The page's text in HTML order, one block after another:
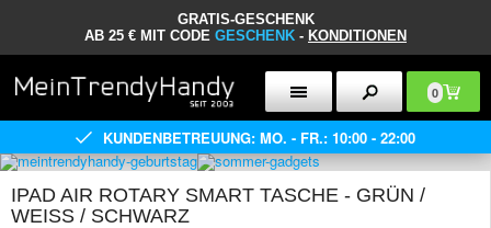
GRATIS-GESCHENK
AB 25 € MIT CODE GESCHENK - KONDITIONEN
0
KUNDENBETREUUNG: MO. - FR.: 10:00 - 22:00
IPAD AIR ROTARY SMART TASCHE - GRÜN /
WEISS / SCHWARZ